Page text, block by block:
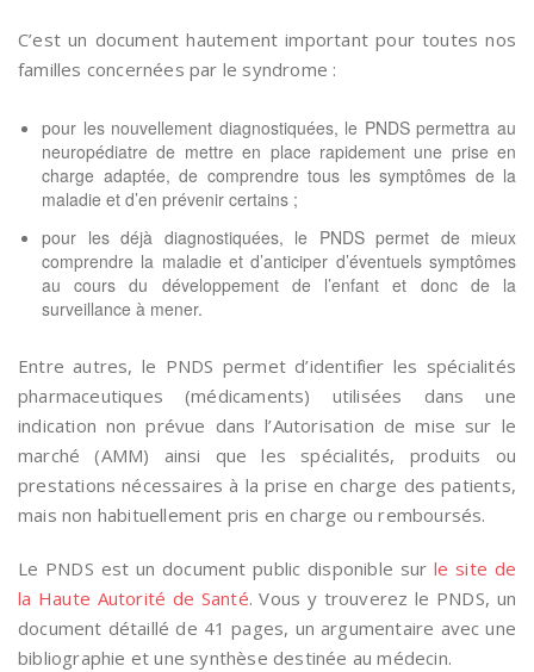
C’est un document hautement important pour toutes nos
familles concernées par le syndrome :
pour les nouvellement diagnostiquées, le PNDS permettra au
neuropédiatre de mettre en place rapidement une prise en
charge adaptée, de comprendre tous les symptômes de la
maladie et d’en prévenir certains ;
pour les déjà diagnostiquées, le PNDS permet de mieux
comprendre la maladie et d’anticiper d’éventuels symptômes
au cours du développement de l’enfant et donc de la
surveillance à mener.
Entre autres, le PNDS permet d’identifier les spécialités
pharmaceutiques (médicaments) utilisées dans une
indication non prévue dans l’Autorisation de mise sur le
marché (AMM) ainsi que les spécialités, produits ou
prestations nécessaires à la prise en charge des patients,
mais non habituellement pris en charge ou remboursés.
Le PNDS est un document public disponible surle site de
la Haute Autorité de Santé. Vous y trouverez le PNDS, un
document détaillé de 41 pages, un argumentaire avec une
bibliographie et une synthèse destinée au médecin.